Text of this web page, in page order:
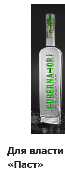
Для
«Паст»